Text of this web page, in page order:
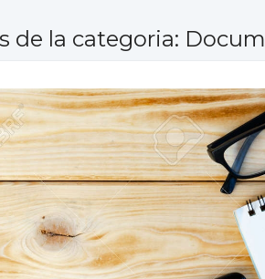
de la categoria: